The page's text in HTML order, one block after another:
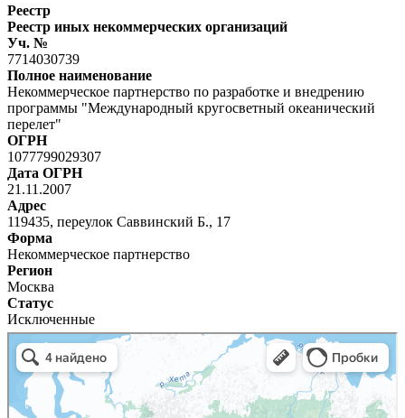
Реестр
Реестр иных некоммерческих организаций
Уч. №
7714030739
Полное наименование
Некоммерческое партнерство по разработке и внедрению
программы "Международный кругосветный океанический
перелет"
ОГРН
1077799029307
Дата ОГРН
21.11.2007
Адрес
119435, переулок Саввинский Б., 17
Форма
Некоммерческое партнерство
Регион
Москва
Статус
Исключенные